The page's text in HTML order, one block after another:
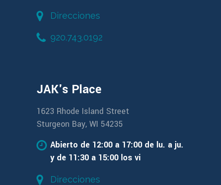
Direcciones
920.743.0192
JAK's Place
1623 Rhode Island Street
Sturgeon Bay, WI 54235
Abierto de 12:00 a 17:00 de lu. a ju.
y de 11:30 a 15:00 los vi
Direcciones